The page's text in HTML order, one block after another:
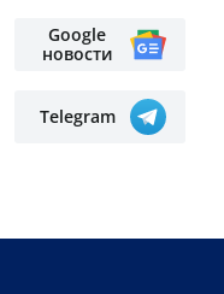
Google
новости
Telegram